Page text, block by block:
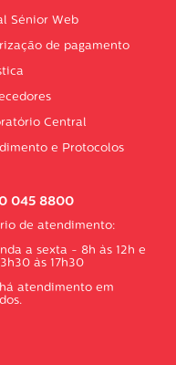
Sénior Web
de pagamento
Central
e Protocolos
045 8800
de atendimento:
a sexta - 8h às 12h e
às 17h30
atendimento em